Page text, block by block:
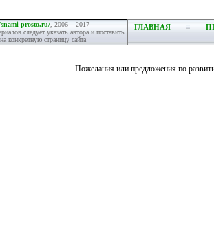
prosto.ru/, 2006 – 2017
следует указать автора и поставить
конкретную страницу сайта
ГЛАВНАЯ
Пожелания или предложения по